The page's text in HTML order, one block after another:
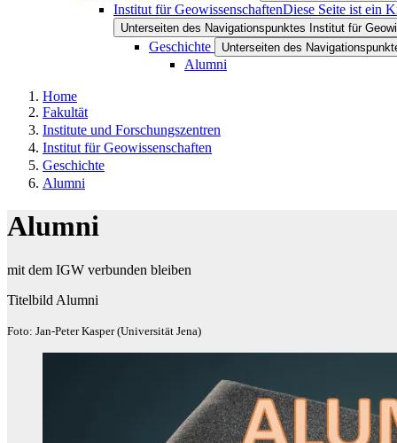
Institut für GeowissenschaftenDiese Seite ist ein
Unterseiten des Navigationspunktes Institut für
Geschichte Unterseiten des
Alumni
Home
Fakultät
Institute und Forschungszentren
Institut für Geowissenschaften
Geschichte
Alumni
Alumni
mit dem IGW verbunden bleiben
Titelbild Alumni
Foto: Jan-Peter Kasper (Universität Jena)